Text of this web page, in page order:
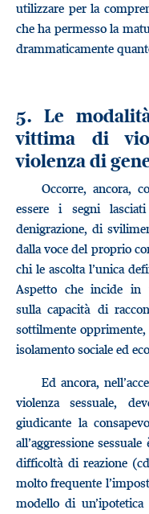
utilizzare per la
che ha permesso la
drammaticamente
5. Le
vittima di
violenza di
Occorre, ancora,
essere i segni
denigrazione, di
dalla voce del proprio
chi le ascolta l’unica
Aspetto che incide in
sulla capacità di
sottilmente
isolamento sociale ed
Ed ancora,
violenza sessuale,
giudicante la
all’aggressione
difficoltà di reazione
molto frequente
modello di